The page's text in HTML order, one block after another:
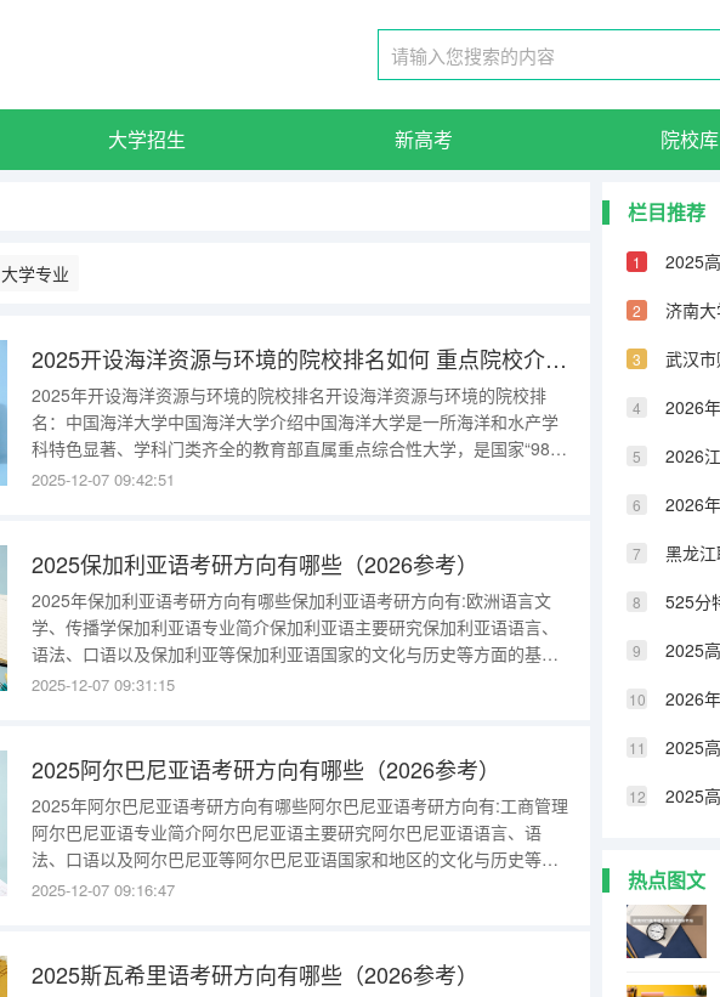
大学招生 新高考 院校库
大学专业
2025开设海洋资源与环境的院校排名如何 重点院校介绍（2026参考）
2025年开设海洋资源与环境的院校排名开设海洋资源与环境的院校排
名：中国海洋大学中国海洋大学介绍中国海洋大学是一所海洋和水产学
科特色显著、学科门类齐全的教育部直属重点综合性大学，是国家“985
工程”和“211工程”重点建设的高校，2017年入选国家“世界一流大学建设
2025-12-07 09:42:51
2025保加利亚语考研方向有哪些（2026参考）
2025年保加利亚语考研方向有哪些保加利亚语考研方向有:欧洲语言文
学、传播学保加利亚语专业简介保加利亚语主要研究保加利亚语语言、
语法、口语以及保加利亚等保加利亚语国家的文化与历史等方面的基本
理论和知识，接受保加利亚语听、说、读、写、译等方面的技能训练，
亚、匈牙利、摩尔达维亚
2025-12-07 09:31:15
2025阿尔巴尼亚语考研方向有哪些（2026参考）
2025年阿尔巴尼亚语考研方向有哪些阿尔巴尼亚语考研方向有:工商管理
阿尔巴尼亚语专业简介阿尔巴尼亚语主要研究阿尔巴尼亚语语言、语
法、口语以及阿尔巴尼亚等阿尔巴尼亚语国家和地区的文化与历史等方
面的基本理论和知识，接受阿尔巴尼亚语听、说、读、写、译等方面的
塞尔维亚科索沃等国家
2025-12-07 09:16:47
2025斯瓦希里语考研方向有哪些（2026参考）
栏目推荐
热点图文